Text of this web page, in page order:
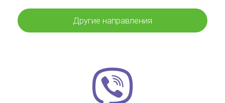
Другие направления